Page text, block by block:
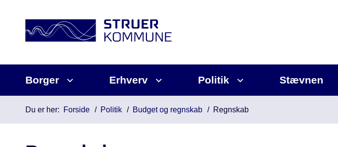
Borger Erhverv Politik Stævnen
Du er her: Forside Politik Budget og regnskab Regnskab